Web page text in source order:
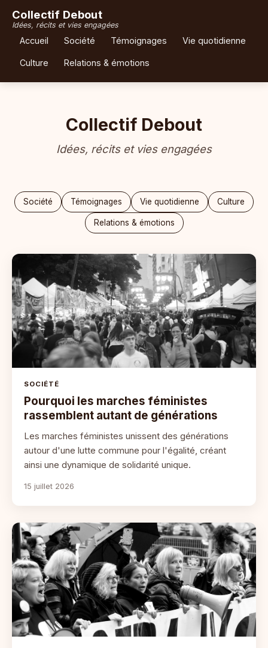
Collectif Debout
Idées, récits et vies engagées
Accueil Société Témoignages Vie quotidienne
Culture Relations & émotions
Collectif Debout
Idées, récits et vies engagées
Société Témoignages Vie quotidienne Culture
Relations & émotions
SOCIÉTÉ
Pourquoi les marches féministes
rassemblent autant de générations
Les marches féministes unissent des générations
autour d'une lutte commune pour l'égalité, créant
ainsi une dynamique de solidarité unique.
15 juillet 2026